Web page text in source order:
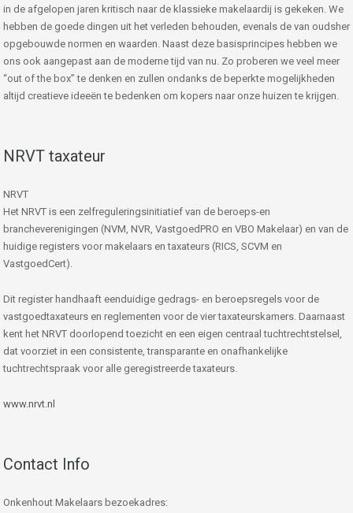
in de afgelopen jaren kritisch naar de klassieke makelaardij is gekeken. We
hebben de goede dingen uit het verleden behouden, evenals de van oudsher
opgebouwde normen en waarden. Naast deze basisprincipes hebben we
ons ook aangepast aan de moderne tijd van nu. Zo proberen we veel meer
“out of the box” te denken en zullen ondanks de beperkte mogelijkheden
altijd creatieve ideeën te bedenken om kopers naar onze huizen te krijgen.
NRVT taxateur
NRVT
Het NRVT is een zelfreguleringsinitiatief van de beroeps-en
brancheverenigingen (NVM, NVR, VastgoedPRO en VBO Makelaar) en van de
huidige registers voor makelaars en taxateurs (RICS, SCVM en
VastgoedCert).
Dit register handhaaft eenduidige gedrags- en beroepsregels voor de
vastgoedtaxateurs en reglementen voor de vier taxateurskamers. Daarnaast
kent het NRVT doorlopend toezicht en een eigen centraal tuchtrechtstelsel,
dat voorziet in een consistente, transparante en onafhankelijke
tuchtrechtspraak voor alle geregistreerde taxateurs.
www.nrvt.nl
Contact Info
Onkenhout Makelaars bezoekadres: